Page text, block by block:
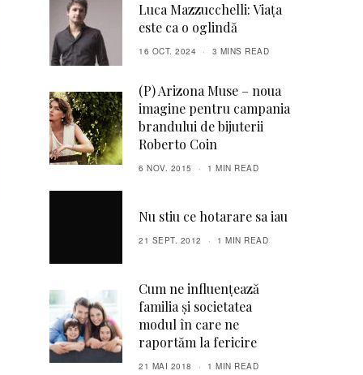
Luca Mazzucchelli: Viața
este ca o oglindă
16 OCT. 2024 3 MINS READ
(P) Arizona Muse – noua
imagine pentru campania
brandului de bijuterii
Roberto Coin
6 NOV. 2015 1 MIN READ
Nu stiu ce hotarare sa iau
21 SEPT. 2012 1 MIN READ
Cum ne influențează
familia și societatea
modul în care ne
raportăm la fericire
21 MAI 2018 1 MIN READ